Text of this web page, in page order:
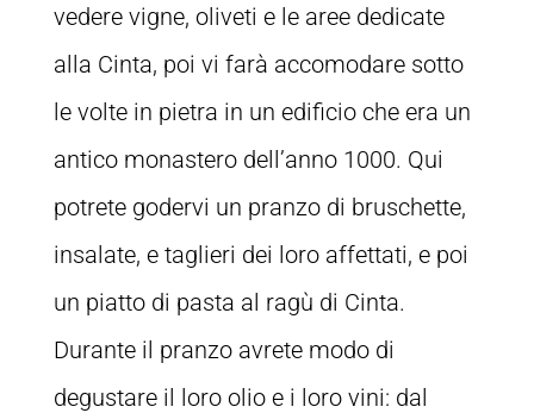
vedere vigne, oliveti e le aree dedicate
alla Cinta, poi vi farà accomodare sotto
le volte in pietra in un edificio che era un
antico monastero dell’anno 1000. Qui
potrete godervi un pranzo di bruschette,
insalate, e taglieri dei loro affettati, e poi
un piatto di pasta al ragù di Cinta.
Durante il pranzo avrete modo di
degustare il loro olio e i loro vini: dal